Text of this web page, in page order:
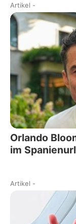
Artikel -
Orlando
im
Artikel -